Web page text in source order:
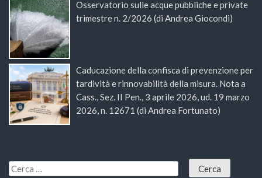
Osservatorio sulle acque pubbliche e private
trimestre n. 2/2026 (di Andrea Giocondi)
Caducazione della confisca di prevenzione per
tardività e rinnovabilità della misura. Nota a
Cass., Sez. II Pen., 3 aprile 2026, ud. 19 marzo
2026, n. 12671 (di Andrea Fortunato)